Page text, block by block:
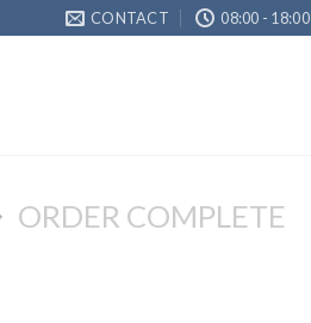
CONTACT 08:00 - 18:00
ORDER COMPLETE